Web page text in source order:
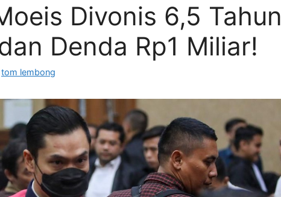
Divonis 6,5 Tahun
Denda Rp1 Miliar!
tom lembong